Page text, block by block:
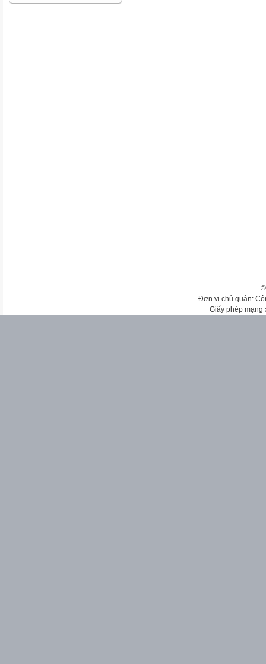
Đơn vị chủ quản:
Giấy phép mạng